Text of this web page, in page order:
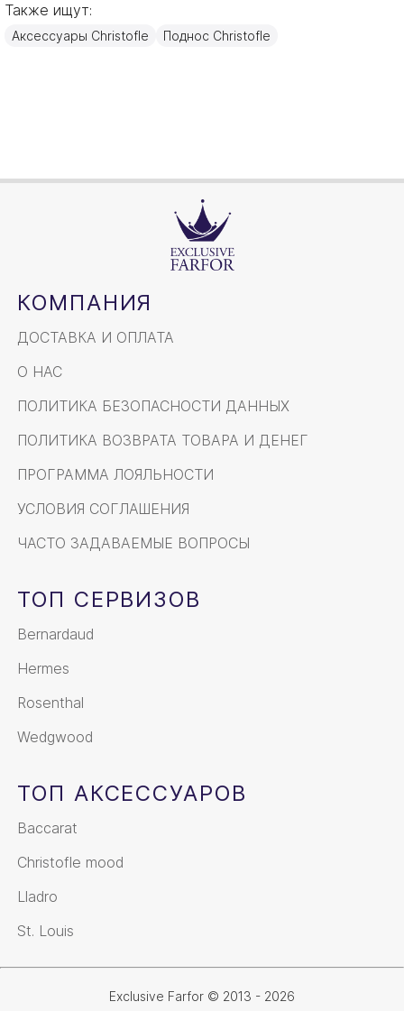
Страна производителя
Материал
Посеребрение
Также ищут:
Аксессуары Christofle Поднос Christofle
КОМПАНИЯ
ДОСТАВКА И ОПЛАТА
О НАС
ПОЛИТИКА БЕЗОПАСНОСТИ ДАННЫХ
ПОЛИТИКА ВОЗВРАТА ТОВАРА И ДЕНЕГ
ПРОГРАММА ЛОЯЛЬНОСТИ
УСЛОВИЯ СОГЛАШЕНИЯ
ЧАСТО ЗАДАВАЕМЫЕ ВОПРОСЫ
ТОП СЕРВИЗОВ
Bernardaud
Hermes
Rosenthal
Wedgwood
ТОП АКСЕССУАРОВ
Baccarat
Christofle mood
Lladro
St. Louis
Exclusive Farfor © 2013 - 2026